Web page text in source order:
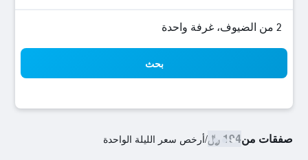
2 من الضيوف، غرفة واحدة
بحث
صفقات من194 ﷼ /أرخص سعر الليلة الواحدة